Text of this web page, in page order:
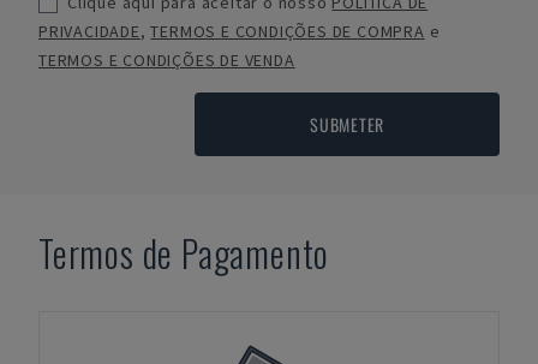
PRIVACIDADE,TERMOS E CONDIÇÕES DE COMPRA e
TERMOS E CONDIÇÕES DE VENDA
SUBMETER
Termos de Pagamento